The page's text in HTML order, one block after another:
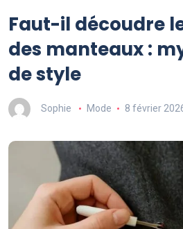
Faut-il découdre
des manteaux :
de style
Sophie Mode 8 février